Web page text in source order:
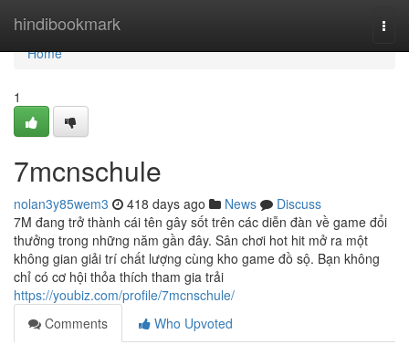
hindibookmark
Home
Home
1
7mcnschule
nolan3y85wem3 418 days ago News
Discuss
7M đang trở thành cái tên gây sốt trên các diễn đàn về game đổi
thưởng trong những năm gần đây. Sân chơi hot hit mở ra một
không gian giải trí chất lượng cùng kho game đồ sộ. Bạn không
chỉ có cơ hội thỏa thích tham gia trải
https://youbiz.com/profile/7mcnschule/
Comments
Who Upvoted